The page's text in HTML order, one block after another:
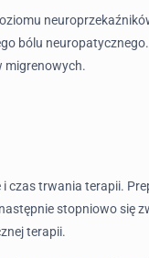
bólu
migrenowych.
czas trwania terapii.
stopniowo się
terapii.